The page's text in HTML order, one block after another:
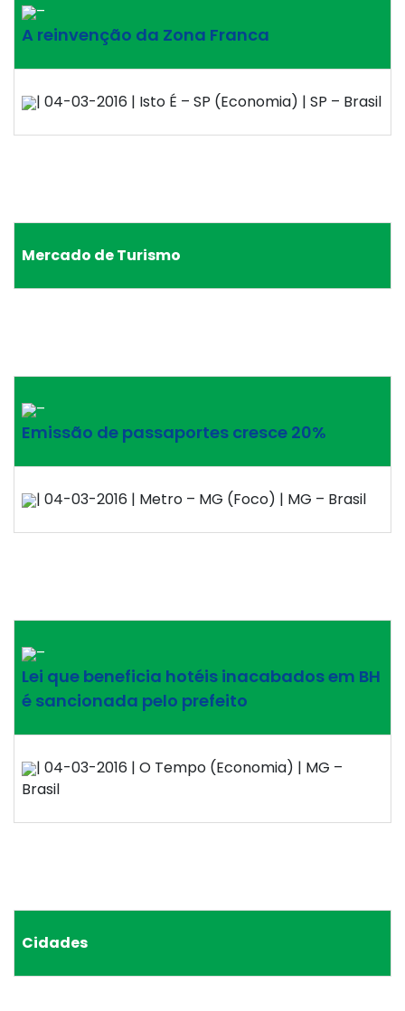
–
A reinvenção da Zona Franca
| 04-03-2016 | Isto É – SP (Economia) | SP – Brasil
Mercado de Turismo
–
Emissão de passaportes cresce 20%
| 04-03-2016 | Metro – MG (Foco) | MG – Brasil
–
Lei que beneficia hotéis inacabados em BH
é sancionada pelo prefeito
| 04-03-2016 | O Tempo (Economia) | MG –
Brasil
Cidades